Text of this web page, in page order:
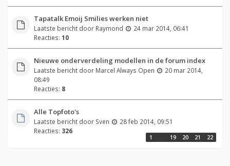
Tapatalk Emoij Smilies werken niet
Laatste bericht door Raymond
24 mar 2014, 06:41
Reacties: 10
Nieuwe onderverdeling modellen in de forum index
Laatste bericht door Marcel Always Open
20 mar 2014,
08:49
Reacties: 8
Alle Topfoto's
Laatste bericht door Sven
28 feb 2014, 09:51
Reacties: 326
1 19 20 21 22